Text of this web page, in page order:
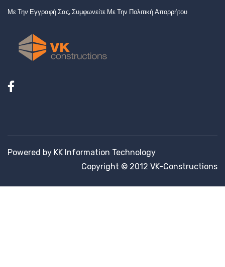
Με Την Εγγραφή Σας, Συμφωνείτε Με Την Πολιτική Απορρήτου
Powered by KK Information Technology
Copyright © 2012 VK-Constructions